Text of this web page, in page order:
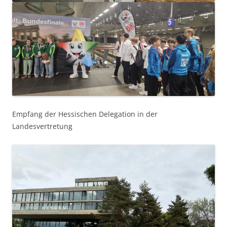
Empfang der Hessischen Delegation in der
Landesvertretung